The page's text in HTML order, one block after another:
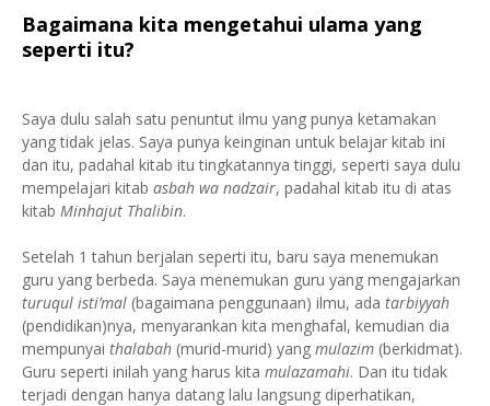
Bagaimana kita mengetahui ulama yang
seperti itu?
Saya dulu salah satu penuntut ilmu yang punya ketamakan
yang tidak jelas. Saya punya keinginan untuk belajar kitab ini
dan itu, padahal kitab itu tingkatannya tinggi, seperti saya dulu
mempelajari kitab asbah wa nadzair, padahal kitab itu di atas
kitab Minhajut Thalibin.
Setelah 1 tahun berjalan seperti itu, baru saya menemukan
guru yang berbeda. Saya menemukan guru yang mengajarkan
turuqul isti’mal (bagaimana penggunaan) ilmu, ada tarbiyyah
(pendidikan)nya, menyarankan kita menghafal, kemudian dia
mempunyai thalabah (murid-murid) yang mulazim (berkidmat).
Guru seperti inilah yang harus kita mulazamahi. Dan itu tidak
terjadi dengan hanya datang lalu langsung diperhatikan,